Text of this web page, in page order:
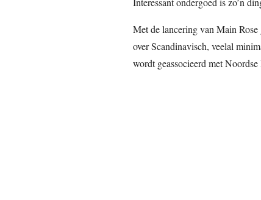
Met de lancering van Main Rose
over Scandinavisch, veelal
wordt geassocieerd met